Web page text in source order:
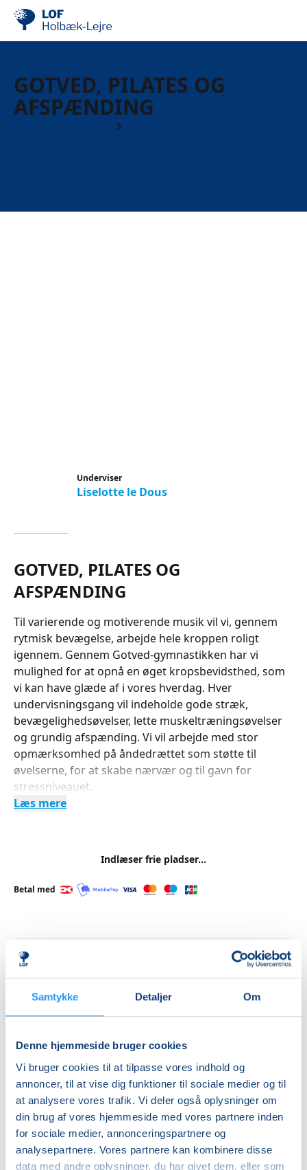
Samtykke Detaljer Om
Denne hjemmeside bruger cookies
Vi bruger cookies til at tilpasse vores indhold og
annoncer, til at vise dig funktioner til sociale medier og til
at analysere vores trafik. Vi deler også oplysninger om
din brug af vores hjemmeside med vores partnere inden
for sociale medier, annonceringspartnere og
analysepartnere. Vores partnere kan kombinere disse
data med andre oplysninger, du har givet dem, eller som
GOTVED, PILATES OG
AFSPÆNDING
Underviser
Liselotte le Dous
GOTVED, PILATES OG
AFSPÆNDING
Til varierende og motiverende musik vil vi, gennem
rytmisk bevægelse, arbejde hele kroppen roligt
igennem. Gennem Gotved-gymnastikken har vi
mulighed for at opnå en øget kropsbevidsthed, som
vi kan have glæde af i vores hverdag. Hver
undervisningsgang vil indeholde gode stræk,
bevægelighedsøvelser, lette muskeltræningsøvelser
og grundig afspænding. Vi vil arbejde med stor
opmærksomhed på åndedrættet som støtte til
øvelserne, for at skabe nærvær og til gavn for
stressniveauet.
Læs mere
Indlæser frie pladser...
Betal med
Priser
DKK 2.300,00
Info
Nummer
462202
Første mødegang
mandag 07.09.2026, kl. 11.00 - 12.30
Sidste mødegang